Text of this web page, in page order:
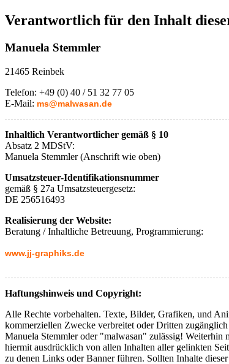
Verantwortlich für den Inhalt
Manuela Stemmler
21465 Reinbek
Telefon: +49 (0) 40 / 51 32 77 05
E-Mail: ms@malwasan.de
Inhaltlich Verantwortlicher gemäß § 10
Absatz 2 MDStV:
Manuela Stemmler (Anschrift wie oben)
Umsatzsteuer-Identifikationsnummer
gemäß § 27a Umsatzsteuergesetz:
DE 256516493
Realisierung der Website:
Beratung / Inhaltliche Betreuung, Programmierung:
www.jj-graphiks.de
Haftungshinweis und Copyright:
Alle Rechte vorbehalten. Texte, Bilder, Grafiken, und
kommerziellen Zwecke verbreitet oder Dritten
Manuela Stemmler oder "malwasan" zulässig! Weiterhin
hiermit ausdrücklich von allen Inhalten aller gelinkten
zu denen Links oder Banner führen. Sollten Inhalte